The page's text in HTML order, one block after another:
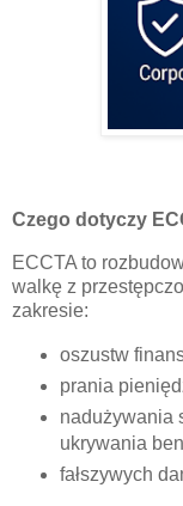
Czego dotyczy
ECCTA to
walkę z
zakresie:
oszustw
prania
nadużywania
ukrywania
fałszywych